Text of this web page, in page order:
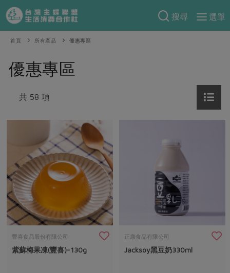
搜尋
選單
產品分類
當季蔬果
一籃菜
芽苗類
奶蛋豆・五穀
蛋
豆製品
肉品・水產
水畜加工品
食譜料理
海鮮
常備菜
蔬食
蛋料理
料理方式
把最好的台灣味帶回家！
防災用品預購圓滿結束
2026年端午節預購圓滿結束
更多預購活動
當季產品
合作25-經典快閃最後一週
觀點文章
主婦食堂
社內大小事
產品故事
樂齡生活
廚房瑜伽
關於合作社
認識合作社
關於我們
合作社組織
員工與求才
重要公告
首頁 所有產品 優惠專區
優惠專區
共 58 項
豐喜食品股份有限公司
紫蘇梅果凍(豐喜)-130g
正康食品有限公司
Jacksoy黑豆奶330ml